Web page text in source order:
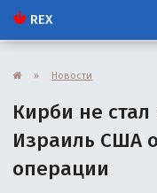
REX
» Новости
Кирби не стал
Израиль США
операции